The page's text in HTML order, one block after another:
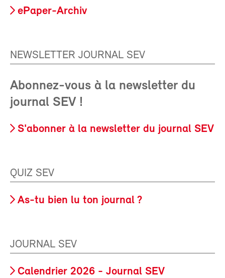
ePaper-Archiv
NEWSLETTER JOURNAL SEV
Abonnez-vous à la newsletter du
journal SEV !
S'abonner à la newsletter du journal SEV
QUIZ SEV
As-tu bien lu ton journal ?
JOURNAL SEV
Calendrier 2026 - Journal SEV